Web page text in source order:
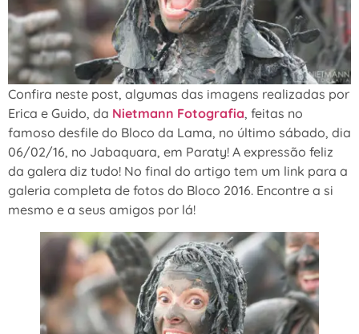
Confira neste post, algumas das imagens realizadas por
Erica e Guido, da Nietmann Fotografia, feitas no
famoso desfile do Bloco da Lama, no último sábado, dia
06/02/16, no Jabaquara, em Paraty! A expressão feliz
da galera diz tudo! No final do artigo tem um link para a
galeria completa de fotos do Bloco 2016. Encontre a si
mesmo e a seus amigos por lá!